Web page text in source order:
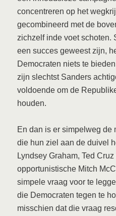
concentreren op het
gecombineerd met de
zichzelf inde voet schoten.
een succes geweest zijn,
Democraten niets te
zijn slechtst Sanders
voldoende om de
houden.
En dan is er simpelweg de
die hun ziel aan de duivel
Lyndsey Graham, Ted
opportunistische Mitch
simpele vraag voor te
die Democraten tegen te
misschien dat die vraag